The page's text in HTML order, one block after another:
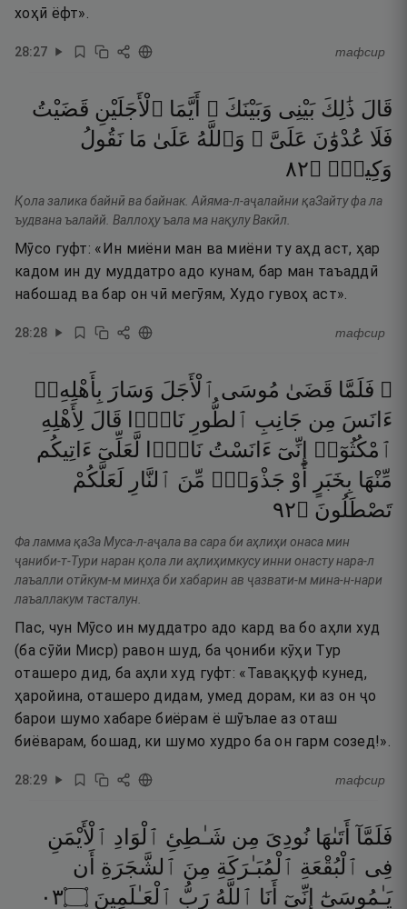
хоҳӣ ёфт».
28:27 тафсир
قَالَ ذَٰلِكَ بَيْنِى وَبَيْنَكَ ۖ أَيَّمَا ٱلْأَجَلَيْنِ قَضَيْتُ
فَلَا عُدْوَٰنَ عَلَىَّ ۖ وَٱللَّهُ عَلَىٰ مَا نَقُولُ
وَكِيلٌۭ ۝٢٨
Қола залика байнӣ ва байнак. Айяма-л-аҷалайни қаЗайту фа ла
ъудвана ъалайй. Валлоҳу ъала ма нақулу Вакӣл.
Мӯсо гуфт: «Ин миёни ман ва миёни ту аҳд аст, ҳар
кадом ин ду муддатро адо кунам, бар ман таъаддӣ
набошад ва бар он чӣ мегӯям, Худо гувоҳ аст».
28:28 тафсир
۞ فَلَمَّا قَضَىٰ مُوسَى ٱلْأَجَلَ وَسَارَ بِأَهْلِهِۦٓ
ءَانَسَ مِن جَانِبِ ٱلطُّورِ نَارًۭا قَالَ لِأَهْلِهِ
ٱمْكُثُوٓا۟ إِنِّىٓ ءَانَسْتُ نَارًۭا لَّعَلِّىٓ ءَاتِيكُم
مِّنْهَا بِخَبَرٍ أَوْ جَذْوَةٍۢ مِّنَ ٱلنَّارِ لَعَلَّكُمْ
تَصْطَلُونَ ۝٢٩
Фа ламма қаЗа Муса-л-аҷала ва сара би аҳлиҳи онаса мин
ҷаниби-т-Тури наран қола ли аҳлиҳимкусу инни онасту нара-л
лаъалли отӣкум-м минҳа би хабарин ав ҷазвати-м мина-н-нари
лаъаллакум тасталун.
Пас, чун Мӯсо ин муддатро адо кард ва бо аҳли худ
(ба сӯйи Миср) равон шуд, ба ҷониби кӯҳи Тур
оташеро дид, ба аҳли худ гуфт: «Таваққуф кунед,
ҳаройина, оташеро дидам, умед дорам, ки аз он ҷо
барои шумо хабаре биёрам ё шӯълае аз оташ
биёварам, бошад, ки шумо худро ба он гарм созед!».
28:29 тафсир
فَلَمَّآ أَتَىٰهَا نُودِىَ مِن شَـٰطِئِ ٱلْوَادِ ٱلْأَيْمَنِ
فِى ٱلْبُقْعَةِ ٱلْمُبَـٰرَكَةِ مِنَ ٱلشَّجَرَةِ
أَن
يَـٰمُوسَىٰٓ إِنِّىٓ أَنَا ٱللَّهُ رَبُّ ٱلْعَـٰلَمِينَ ۝٣٠